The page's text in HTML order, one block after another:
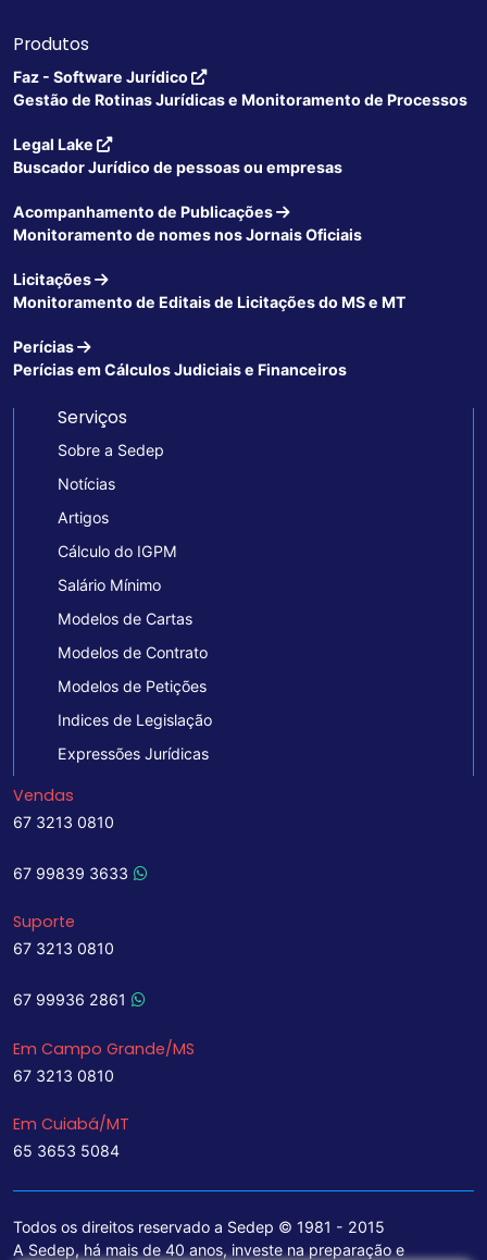
Produtos
Faz - Software Jurídico
Gestão de Rotinas Jurídicas e Monitoramento de Processos
Legal Lake
Buscador Jurídico de pessoas ou empresas
Acompanhamento de Publicações
Monitoramento de nomes nos Jornais Oficiais
Licitações
Monitoramento de Editais de Licitações do MS e MT
Perícias
Perícias em Cálculos Judiciais e Financeiros
Serviços
Sobre a Sedep
Notícias
Artigos
Cálculo do IGPM
Salário Mínimo
Modelos de Cartas
Modelos de Contrato
Modelos de Petições
Indices de Legislação
Expressões Jurídicas
Vendas
67 3213 0810
67 99839 3633
Suporte
67 3213 0810
67 99936 2861
Em Campo Grande/MS
67 3213 0810
Em Cuiabá/MT
65 3653 5084
Todos os direitos reservado a Sedep © 1981 - 2015
A Sedep, há mais de 40 anos, investe na preparação e